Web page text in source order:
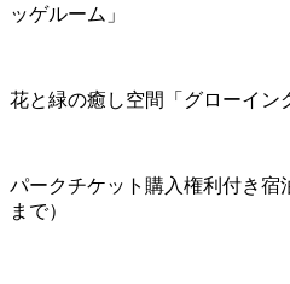
ッゲルーム」
花と緑の癒し空間「グローイン
パークチケット購入権利付き宿
まで）